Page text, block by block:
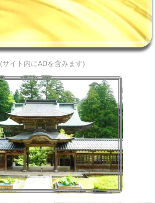
(サイト内にADを含みます)